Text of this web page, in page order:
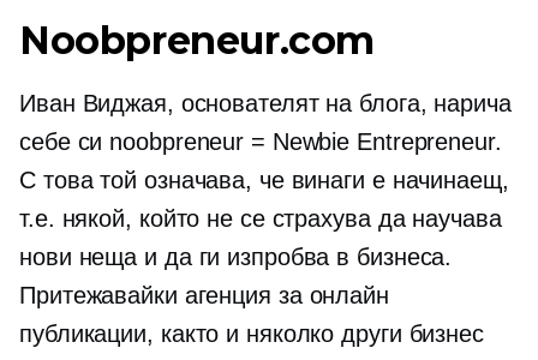
Noobpreneur.com
Иван Виджая, основателят на блога, нарича
себе си noobpreneur = Newbie Entrepreneur.
С това той означава, че винаги е начинаещ,
т.е. някой, който не се страхува да научава
нови неща и да ги изпробва в бизнеса.
Притежавайки агенция за онлайн
публикации, както и няколко други бизнес